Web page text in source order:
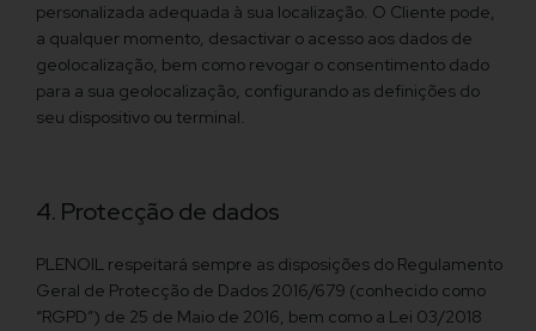
personalizada adequada à sua localização. O Cliente pode,
a qualquer momento, desactivar o acesso aos dados de
geolocalização, bem como revogar o consentimento dado
para a sua geolocalização, configurando as definições do
seu dispositivo ou terminal.
4. Protecção de dados
PLENOIL respeitará sempre as disposições do Regulamento
Geral de Protecção de Dados 2016/679 (conhecido como
“RGPD”) de 25 de Maio de 2016, bem como a Lei 03/2018